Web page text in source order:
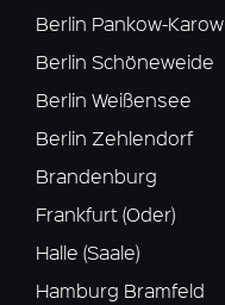
Berlin Pankow-Karow
Berlin Schöneweide
Berlin Weißensee
Berlin Zehlendorf
Brandenburg
Frankfurt (Oder)
Halle (Saale)
Hamburg Bramfeld